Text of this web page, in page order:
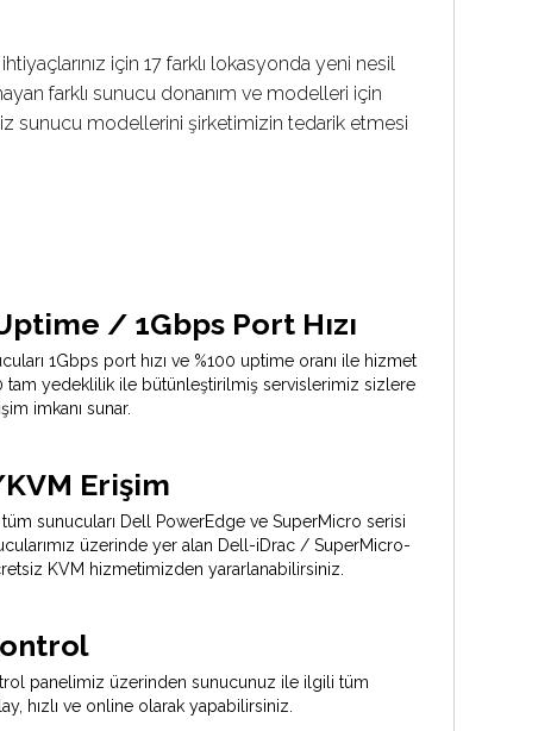
için 17 farklı lokasyonda yeni nesil
farklı sunucu donanım ve modelleri için
sunucu modellerini şirketimizin tedarik etmesi
/ 1Gbps Port Hızı
1Gbps port hızı ve %100 uptime oranı ile hizmet
tam yedeklilik ile bütünleştirilmiş servislerimiz sizlere
imkanı sunar.
Erişim
sunucuları Dell PowerEdge ve SuperMicro serisi
üzerinde yer alan Dell-iDrac / SuperMicro-
KVM hizmetimizden yararlanabilirsiniz.
panelimiz üzerinden sunucunuz ile ilgili tüm
hızlı ve online olarak yapabilirsiniz.